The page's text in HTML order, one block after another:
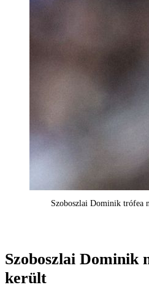
Szoboszlai Dominik trófea
Szoboszlai Dominik
került